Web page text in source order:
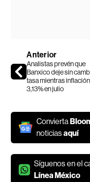
Anterior
Analistas prevén que
Banxico deje sin
tasa mientras
3,13% en julio
Convierta
noticiasaquí
Síguenos en el
Línea México